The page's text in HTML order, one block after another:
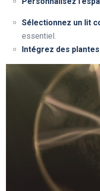
Sélectionnez un lit
essentiel.
Intégrez des